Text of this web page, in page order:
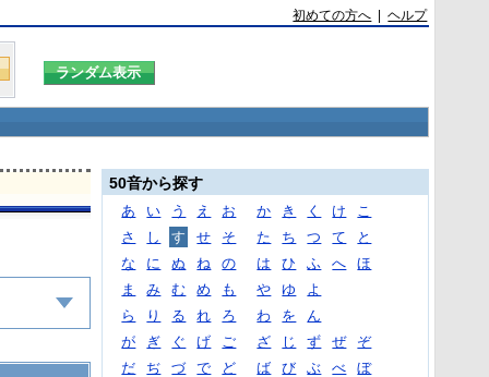
初めての方へ |ヘルプ
50音から探す
あ い う え お か き く け
こ
さ
し す せ そ た ち つ て
と
な
に ぬ ね の は ひ ふ へ
ほ
ま
み む め も や ゆ
よ
ら
り る れ ろ わ を
ん
が
ぎ ぐ げ ご ざ じ ず ぜ
ぞ
だ
ぢ づ で ど ば び ぶ べ
ぼ